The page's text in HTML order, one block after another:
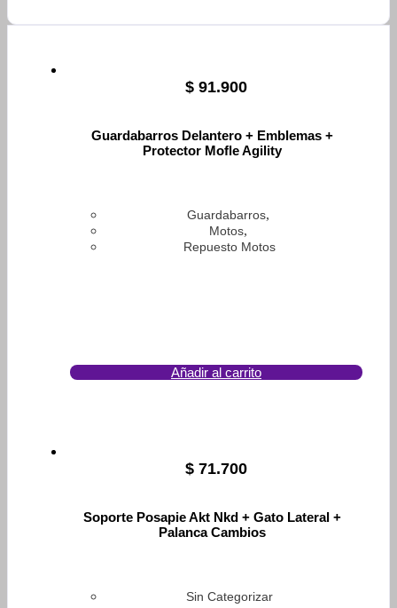
$ 91.900
Guardabarros Delantero + Emblemas +
Protector Mofle Agility
Guardabarros,
Motos,
Repuesto Motos
Añadir al carrito
$ 71.700
Soporte Posapie Akt Nkd + Gato Lateral +
Palanca Cambios
Sin Categorizar